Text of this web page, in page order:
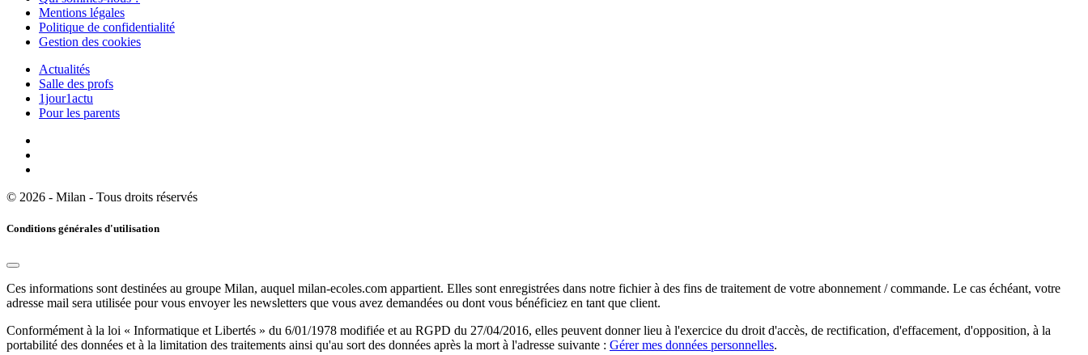
Mentions légales
Politique de confidentialité
Gestion des cookies
Actualités
Salle des profs
1jour1actu
Pour les parents
© 2026 - Milan - Tous droits réservés
Conditions générales d'utilisation
Ces informations sont destinées au groupe Milan, auquel milan-ecoles.com appartient. Elles sont enregistrées dans notre fichier à des fins de traitement de votre abonnement / commande. Le cas échéant, votre
adresse mail sera utilisée pour vous envoyer les newsletters que vous avez demandées ou dont vous bénéficiez en tant que client.
Conformément à la loi « Informatique et Libertés » du 6/01/1978 modifiée et au RGPD du 27/04/2016, elles peuvent donner lieu à l'exercice du droit d'accès, de rectification, d'effacement, d'opposition, à la
portabilité des données et à la limitation des traitements ainsi qu'au sort des données après la mort à l'adresse suivante : Gérer mes données personnelles.